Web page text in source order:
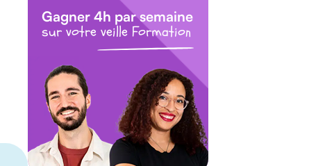
Gagner 4h par semaine
sur votre veille Formation